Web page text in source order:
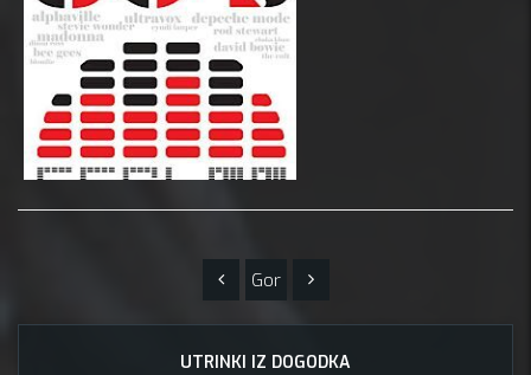
Gor
UTRINKI IZ DOGODKA